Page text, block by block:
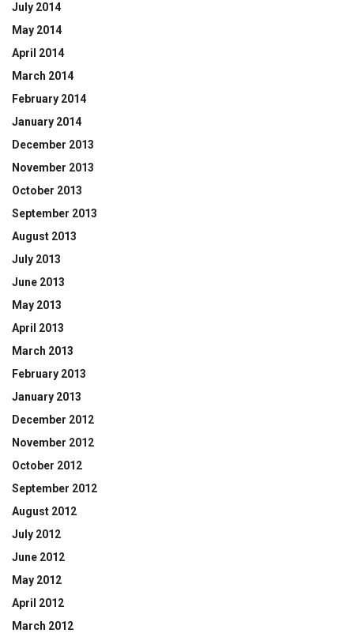
July 2014
May 2014
April 2014
March 2014
February 2014
January 2014
December 2013
November 2013
October 2013
September 2013
August 2013
July 2013
June 2013
May 2013
April 2013
March 2013
February 2013
January 2013
December 2012
November 2012
October 2012
September 2012
August 2012
July 2012
June 2012
May 2012
April 2012
March 2012